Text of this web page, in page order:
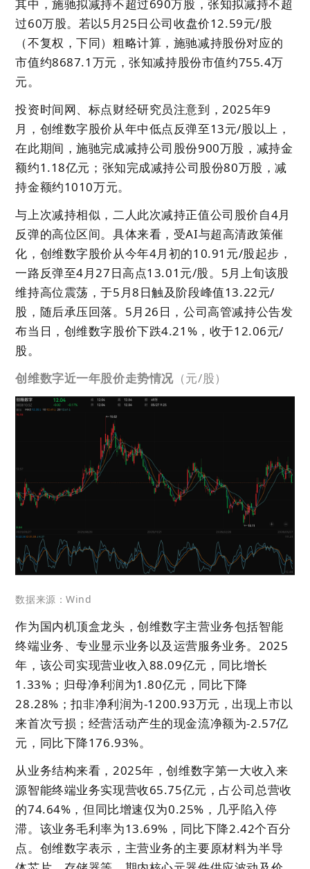
其中，施驰拟减持不超过690万股，张知拟减持不超
过60万股。若以5月25日公司收盘价12.59元/股
（不复权，下同）粗略计算，施驰减持股份对应的
市值约8687.1万元，张知减持股份市值约755.4万
元。
投资时间网、标点财经研究员注意到，2025年9
月，创维数字股价从年中低点反弹至13元/股以上，
在此期间，施驰完成减持公司股份900万股，减持金
额约1.18亿元；张知完成减持公司股份80万股，减
持金额约1010万元。
与上次减持相似，二人此次减持正值公司股价自4月
反弹的高位区间。具体来看，受AI与超高清政策催
化，创维数字股价从今年4月初的10.91元/股起步，
一路反弹至4月27日高点13.01元/股。5月上旬该股
维持高位震荡，于5月8日触及阶段峰值13.22元/
股，随后承压回落。5月26日，公司高管减持公告发
布当日，创维数字股价下跌4.21%，收于12.06元/
股。
创维数字近一年股价走势情况（元/股）
数据来源：Wind
作为国内机顶盒龙头，创维数字主营业务包括智能
终端业务、专业显示业务以及运营服务业务。2025
年，该公司实现营业收入88.09亿元，同比增长
1.33%；归母净利润为1.80亿元，同比下降
28.28%；扣非净利润为-1200.93万元，出现上市以
来首次亏损；经营活动产生的现金流净额为-2.57亿
元，同比下降176.93%。
从业务结构来看，2025年，创维数字第一大收入来
源智能终端业务实现营收65.75亿元，占公司总营收
的74.64%，但同比增速仅为0.25%，几乎陷入停
滞。该业务毛利率为13.69%，同比下降2.42个百分
点。创维数字表示，主营业务的主要原材料为半导